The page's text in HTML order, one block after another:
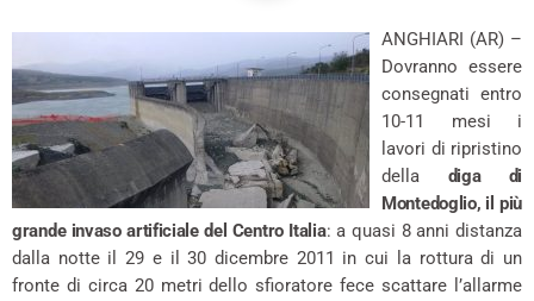
ANGHIARI (AR) –
Dovranno essere
consegnati entro
10-11 mesi i
lavori di ripristino
della diga di
Montedoglio, il più
grande invaso artificiale del Centro Italia: a quasi 8 anni distanza
dalla notte il 29 e il 30 dicembre 2011 in cui la rottura di un
fronte di circa 20 metri dello sfioratore fece scattare l’allarme